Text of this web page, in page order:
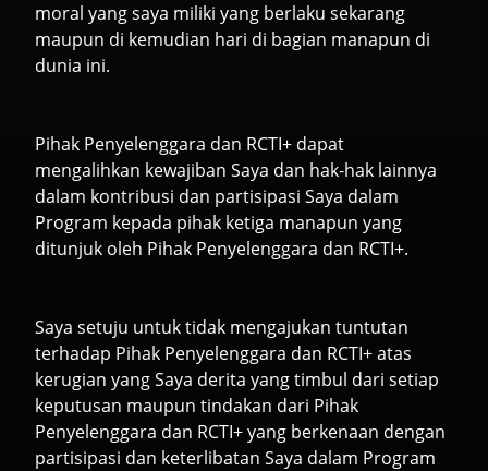
moral yang saya miliki yang berlaku sekarang
maupun di kemudian hari di bagian manapun di
dunia ini.
Pihak Penyelenggara dan RCTI+ dapat
mengalihkan kewajiban Saya dan hak-hak lainnya
dalam kontribusi dan partisipasi Saya dalam
Program kepada pihak ketiga manapun yang
ditunjuk oleh Pihak Penyelenggara dan RCTI+.
Saya setuju untuk tidak mengajukan tuntutan
terhadap Pihak Penyelenggara dan RCTI+ atas
kerugian yang Saya derita yang timbul dari setiap
keputusan maupun tindakan dari Pihak
Penyelenggara dan RCTI+ yang berkenaan dengan
partisipasi dan keterlibatan Saya dalam Program